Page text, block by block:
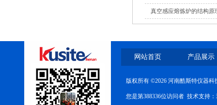
真空感应熔炼炉的结构原
网站首页 产品展示
版权所有 ©2026 河南酷斯特仪器
您是第388336位访问者 技术支持：